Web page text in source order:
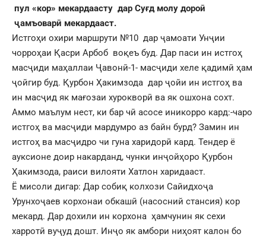
пул «кор» мекардаасту дар Суғд молу дороӣ
ҷамъоварӣ мекардааст.
Истгоҳи охири маршрути №10 дар ҷамоати Унҷии
чорроҳаи Қасри Арбоб воқеъ буд. Дар паси ин истгоҳ
масҷиди маҳаллаи Ҷавонӣ-1- масҷиди хеле қадимӣ ҳам
ҷойгир буд. Қурбон Ҳакимзода дар ҷойи ин истгоҳ ва
ин масҷид як мағозаи хурокворӣ ва як ошхона сохт.
Аммо маълум нест, ки бар чӣ асосе иникорро кард:-чаро
истгоҳ ва масҷиди мардумро аз байн бурд? Замин ин
истгоҳ ва масҷидро чи гуна харидорӣ кард. Тендер ё
ауксионе доир накарданд, чунки инҷойҳоро Қурбон
Ҳакимзода, раиси вилояти Хатлон харидааст.
Ё мисоли дигар: Дар собиқ колхози Сайидхоҷа
Урунхоҷаев корхонаи обкашӣ (насосний стансия) кор
мекард. Дар дохили ин корхона ҳамчунин як сехи
харротӣ вуҷуд дошт. Инҷо як амбори ниҳоят калон бо